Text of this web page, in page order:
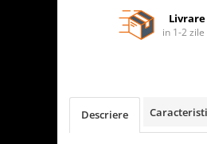
Livrare
in 1-2
Descriere